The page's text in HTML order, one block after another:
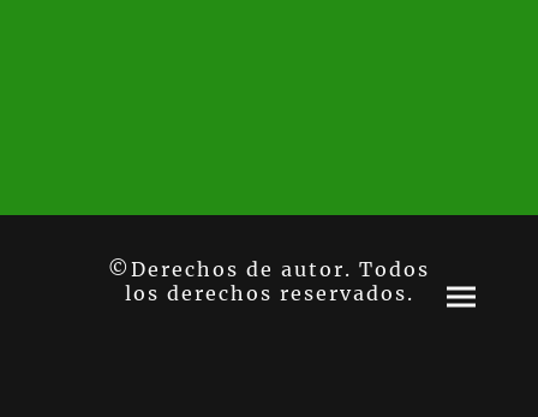
©Derechos de autor. Todos
los derechos reservados.